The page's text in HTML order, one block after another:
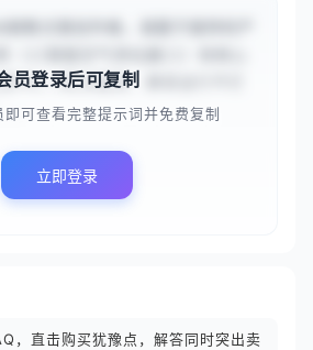
PM2.5和过敏原，静音运行不打
...
员登录后可复制
即可查看完整提示词并免费复制
立即登录
，直击购买犹豫点，解答同时突出卖